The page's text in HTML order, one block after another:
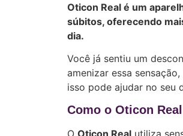
Oticon Real é um
súbitos, oferecendo
dia.
Você já sentiu um
amenizar essa
isso pode ajudar no seu
Como o Oticon